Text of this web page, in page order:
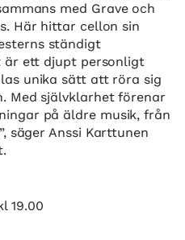
med Grave och
Här hittar cellon sin
ständigt
är ett djupt personligt
unika sätt att röra sig
Med självklarhet förenar
på äldre musik, från
säger Anssi Karttunen
19.00